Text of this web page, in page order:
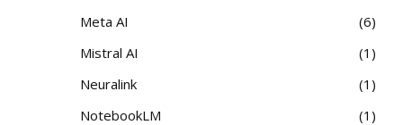
Meta AI
6
Mistral AI
1
Neuralink
1
NotebookLM
1